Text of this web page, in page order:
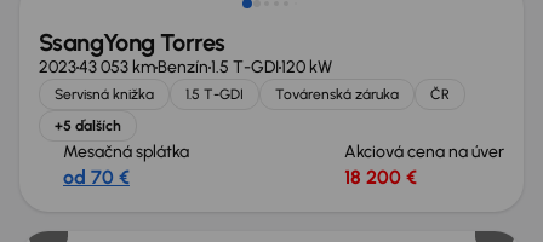
SsangYong Torres
202343 053 kmBenzín1.5 T-GDI120 kW
Servisná knižka 1.5 T-GDI Továrenská záruka
ČR
+5 ďalších
Mesačná splátka
od 70 €
Akciová cena na úver
18 200 €